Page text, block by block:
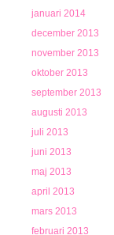
januari 2014
december 2013
november 2013
oktober 2013
september 2013
augusti 2013
juli 2013
juni 2013
maj 2013
april 2013
mars 2013
februari 2013